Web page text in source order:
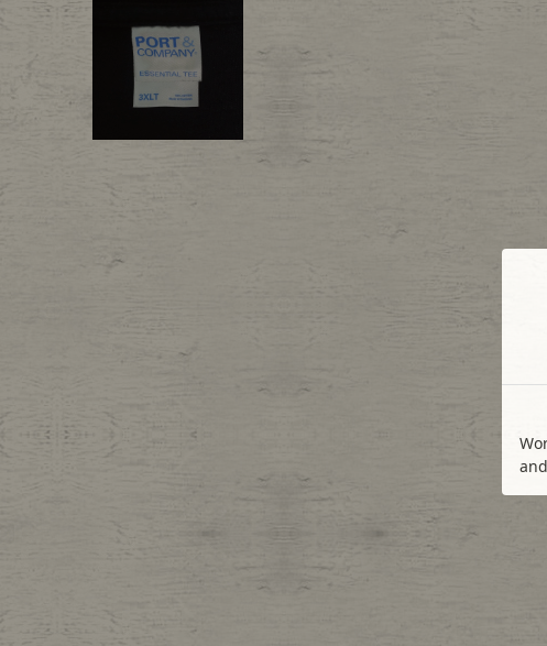
Eye Wear
Bag
antique goods